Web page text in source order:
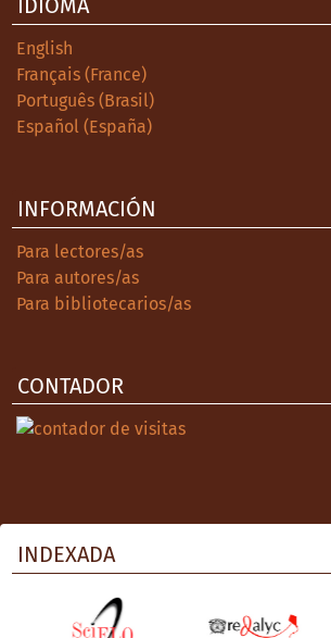
IDIOMA
English
Français (France)
Português (Brasil)
Español (España)
INFORMACIÓN
Para lectores/as
Para autores/as
Para bibliotecarios/as
CONTADOR
INDEXADA